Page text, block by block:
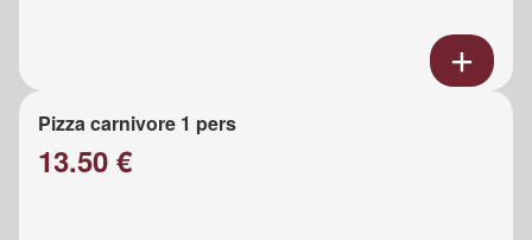
Pizza carnivore 1 pers
13.50 €